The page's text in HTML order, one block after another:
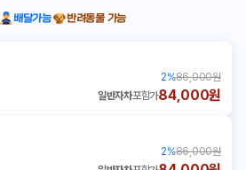
배달가능 반려동물 가능
2%86,000원
일반자차포함가84,000원
2%86,000원